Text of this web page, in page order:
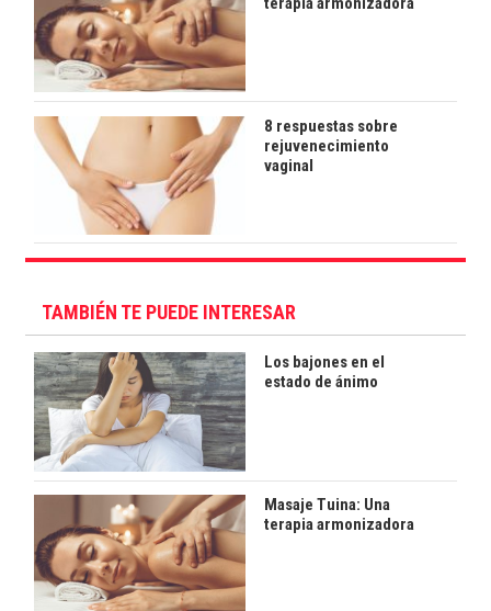
8 respuestas sobre
rejuvenecimiento
vaginal
TAMBIÉN TE PUEDE INTERESAR
Los bajones en el
estado de ánimo
Masaje Tuina: Una
terapia armonizadora